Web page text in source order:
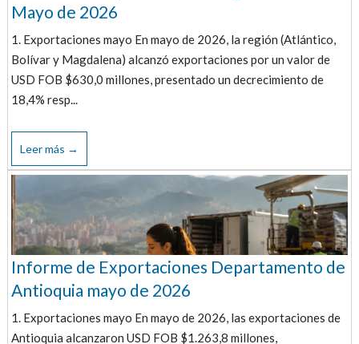
Mayo de 2026
1. Exportaciones mayo En mayo de 2026, la región (Atlántico,
Bolívar y Magdalena) alcanzó exportaciones por un valor de
USD FOB $630,0 millones, presentado un decrecimiento de
18,4% resp...
Leer más →
Informe de Exportaciones Departamento de
Antioquia mayo de 2026
1. Exportaciones mayo En mayo de 2026, las exportaciones de
Antioquia alcanzaron USD FOB $1.263,8 millones,